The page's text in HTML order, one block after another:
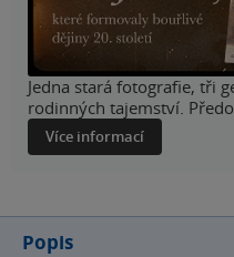
Jedna stará fotografie, tři
rodinných tajemství.
Více informací
Popis